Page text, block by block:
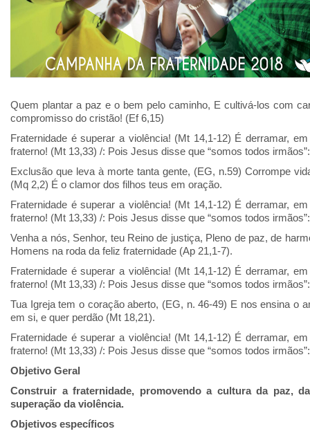
Quem plantar a paz e o bem pelo caminho, E cultivá-los com
compromisso do cristão! (Ef 6,15)
Fraternidade é superar a violência! (Mt 14,1-12) É derramar,
fraterno! (Mt 13,33) /: Pois Jesus disse que “somos todos
Exclusão que leva à morte tanta gente, (EG, n.59) Corrompe
(Mq 2,2) É o clamor dos filhos teus em oração.
Fraternidade é superar a violência! (Mt 14,1-12) É derramar,
fraterno! (Mt 13,33) /: Pois Jesus disse que “somos todos
Venha a nós, Senhor, teu Reino de justiça, Pleno de paz, de
Homens na roda da feliz fraternidade (Ap 21,1-7).
Fraternidade é superar a violência! (Mt 14,1-12) É derramar,
fraterno! (Mt 13,33) /: Pois Jesus disse que “somos todos
Tua Igreja tem o coração aberto, (EG, n. 46-49) E nos ensina o
em si, e quer perdão (Mt 18,21).
Fraternidade é superar a violência! (Mt 14,1-12) É derramar,
fraterno! (Mt 13,33) /: Pois Jesus disse que “somos todos
Objetivo Geral
Construir a fraternidade, promovendo a cultura da paz,
superação da violência.
Objetivos específicos